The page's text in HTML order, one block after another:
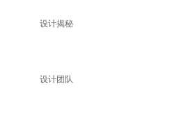
设计揭秘
设计团队